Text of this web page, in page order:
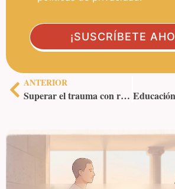
ANTERIOR
Superar el trauma con resiliencia estoica: sanar emocionalmente